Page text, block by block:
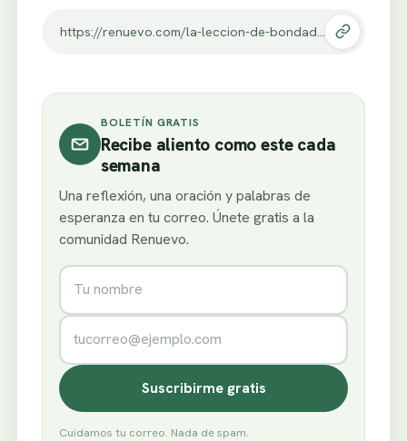
https://renuevo.com/la-leccion-de-bondad-que-transforma-una-manana-con-prisa.html
BOLETÍN GRATIS
Recibe aliento como este cada
semana
Una reflexión, una oración y palabras de
esperanza en tu correo. Únete gratis a la
comunidad Renuevo.
Nombre
Correo electrónico
Suscribirme gratis
Cuidamos tu correo. Nada de spam.